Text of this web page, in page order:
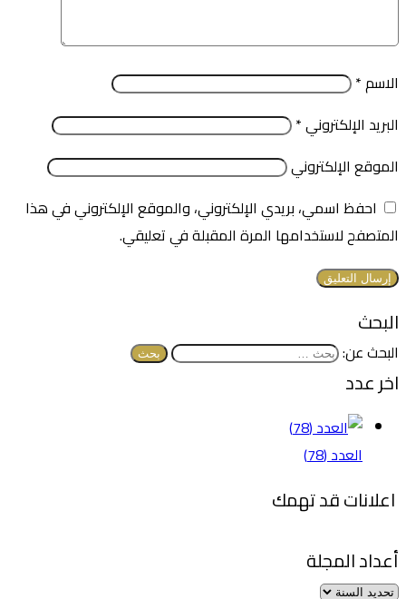
الاسم*
البريد الإلكتروني*
الموقع الإلكتروني
احفظ اسمي، بريدي الإلكتروني، والموقع الإلكتروني في هذا
المتصفح لاستخدامها المرة المقبلة في تعليقي.
البحث
البحث عن:
اخر عدد
العدد (78)
اعلانات قد تهمك
أعداد المجلة